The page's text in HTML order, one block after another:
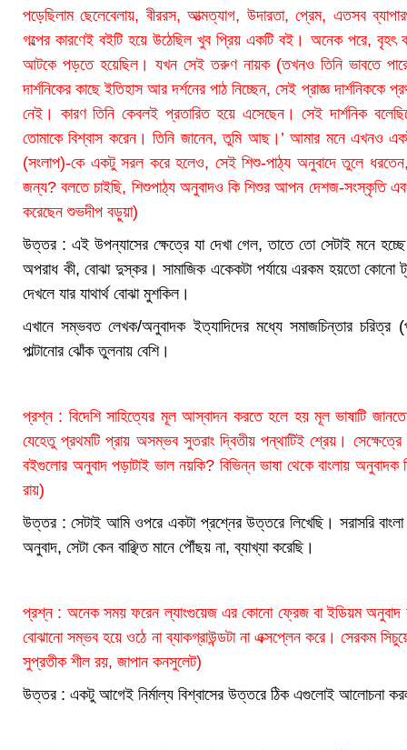
পড়েছিলাম ছেলেবেলায়, বীররস, আত্মত্যাগ, উদারতা, প্রেম, এতসব
গল্পের কারণেই বইটি হয়ে উঠেছিল খুব প্রিয় একটি বই। অনেক পরে, বৃহৎ
আটকে পড়তে হয়েছিল। যখন সেই তরুণ নায়ক (তখনও তিনি ভাবতে
দার্শনিকের কাছে ইতিহাস আর দর্শনের পাঠ নিচ্ছেন, সেই প্রাজ্ঞ দার্শনিককে
নেই। কারণ তিনি কেবলই প্রতারিত হয়ে এসেছেন। সেই দার্শনিক
তোমাকে বিশ্বাস করেন। তিনি জানেন, তুমি আছ।’ আমার মনে এখনও
(সংলাপ)-কে একটু সরল করে হলেও, সেই শিশু-পাঠ্য অনুবাদে তুলে ধরতেন,
জন্য? বলতে চাইছি, শিশুপাঠ্য অনুবাদও কি শিশুর আপন দেশজ-সংস্কৃতি
করেছেন শুভদীপ বড়ুয়া)
উত্তর : এই উপন্যাসের ক্ষেত্রে যা দেখা গেল, তাতে তো সেটাই মনে
অপরাধ কী, বোঝা দুস্কর। সামাজিক একেকটা পর্যায়ে এরকম হয়তো কোনো
দেখলে যার যাথার্থ বোঝা মুশকিল।
এখানে সম্ভবত লেখক/অনুবাদক ইত্যাদিদের মধ্যে সমাজচিন্তার চরিত্র
পাল্টানোর ঝোঁক তুলনায় বেশি।
প্রশ্ন : বিদেশি সাহিত্যের মূল আস্বাদন করতে হলে হয় মূল ভাষাটি
যেহেতু প্রথমটি প্রায় অসম্ভব সুতরাং দ্বিতীয় পন্থাটিই শ্রেয়। সেক্ষেত্রে
বইগুলোর অনুবাদ পড়াটাই ভাল নয়কি? বিভিন্ন ভাষা থেকে বাংলায়
রায়)
উত্তর : সেটাই আমি ওপরে একটা প্রশ্নের উত্তরে লিখেছি। সরাসরি
অনুবাদ, সেটা কেন বাঞ্ছিত মানে পৌঁছয় না, ব্যাখ্যা করেছি।
প্রশ্ন : অনেক সময় ফরেন ল্যাংগুয়েজ এর কোনো ফ্রেজ বা ইডিয়ম অনুবাদ
বোঝানো সম্ভব হয়ে ওঠে না ব্যাকগ্রাউন্ডটা না এক্সপ্লেন করে। সেরকম
সুপ্রতীক শীল রয়, জাপান কনসুলেট)
উত্তর : একটু আগেই নির্মাল্য বিশ্বাসের উত্তরে ঠিক এগুলোই আলোচনা